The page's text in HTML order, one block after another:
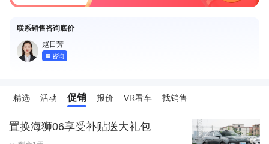
联系销售咨询底价
赵日芳
咨询
精选 活动 促销 报价 VR看车 找销售
置换海狮06享受补贴送大礼包